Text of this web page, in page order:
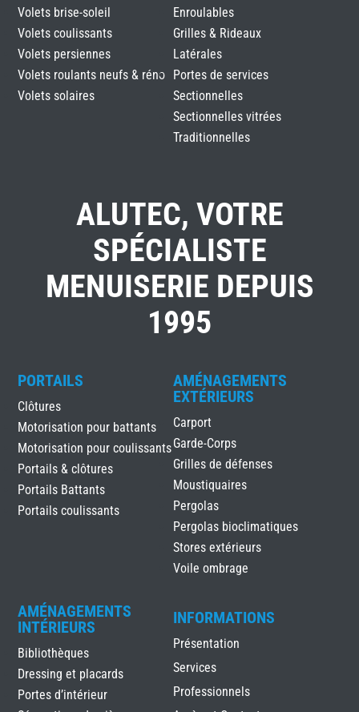
Volets brise-soleil
Volets coulissants
Volets persiennes
Volets roulants neufs & réno
Volets solaires
Enroulables
Grilles & Rideaux
Latérales
Portes de services
Sectionnelles
Sectionnelles vitrées
Traditionnelles
ALUTEC, VOTRE
SPÉCIALISTE
MENUISERIE DEPUIS
1995
PORTAILS
Clôtures
Motorisation pour battants
Motorisation pour coulissants
Portails & clôtures
Portails Battants
Portails coulissants
AMÉNAGEMENTS
EXTÉRIEURS
Carport
Garde-Corps
Grilles de défenses
Moustiquaires
Pergolas
Pergolas bioclimatiques
Stores extérieurs
Voile ombrage
AMÉNAGEMENTS
INTÉRIEURS
Bibliothèques
Dressing et placards
Portes d’intérieur
INFORMATIONS
Présentation
Services
Professionnels